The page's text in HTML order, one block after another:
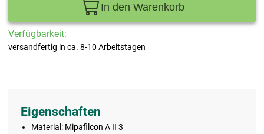
In den Warenkorb
Verfügbarkeit:
versandfertig in ca. 8-10 Arbeitstagen
Eigenschaften
Material: Mipafilcon A II 3